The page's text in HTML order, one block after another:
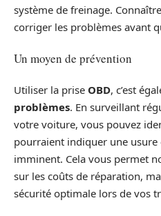
système de freinage.
corriger les problèmes avant
Un moyen de prévention
Utiliser la prise OBD, c’est
problèmes. En surveillant
votre voiture, vous pouvez
pourraient indiquer une
imminent. Cela vous permet
sur les coûts de réparation,
sécurité optimale lors de vos